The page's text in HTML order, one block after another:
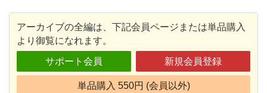
アーカイブの全編は、下記会員ページまたは単品購入
より御覧になれます。
サポート会員 新規会員登録
単品購入 550円 (会員以外)